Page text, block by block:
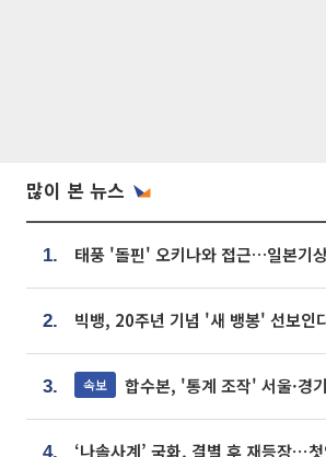
많이 본 뉴스
1.
2.
3. 속보 합수본, '통계 조작' 서울·경기·충북 선관위
4.